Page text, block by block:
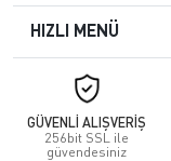
HIZLI MENÜ
GÜVENLİ ALIŞVERİŞ
256bit SSL ile
güvendesiniz